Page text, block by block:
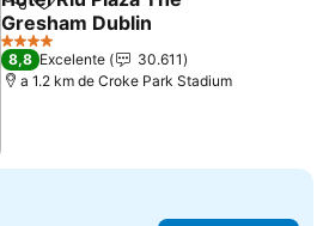
PartilharAdicionar aos favoritos
Gresham Dublin
Ver preços
4 Estrelas
8,8 Excelente
30.611
a 1.2 km de Croke Park Stadium